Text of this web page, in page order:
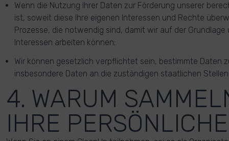
Wenn die Nutzung Ihrer Daten zur Förderung unserer
ist, soweit diese Ihre eigenen Interessen und Rechte
Prozesse, die notwendig sind, damit wir auf der
Interessen arbeiten können;
Wir können gesetzlich verpflichtet sein, bestimmte Daten
insbesondere Daten an die zuständigen staatlichen
4. WARUM
IHRE